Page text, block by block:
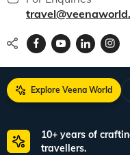
Explore Veena World
10+ years of
travellers.